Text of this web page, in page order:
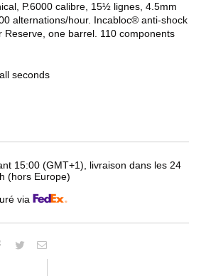
P.6000 calibre, 15½ lignes, 4.5mm
alternations/hour. Incabloc® anti-shock
Reserve, one barrel. 110 components
seconds
15:00 (GMT+1), livraison dans les 24
(hors Europe)
via